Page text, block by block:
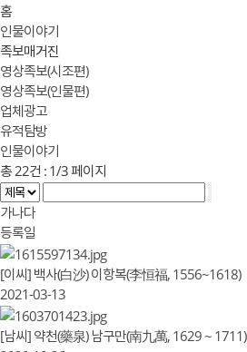
홈
인물이야기
족보매거진
영상족보(시조편)
영상족보(인물편)
업체광고
유적탐방
인물이야기
총 22건 : 1/3페이지
가나다
등록일
[이씨] 백사(白沙) 이항복(李恒福, 1556~1618)
2021-03-13
[남씨] 약천(藥泉) 남구만(南九萬, 1629 ~ 1711)